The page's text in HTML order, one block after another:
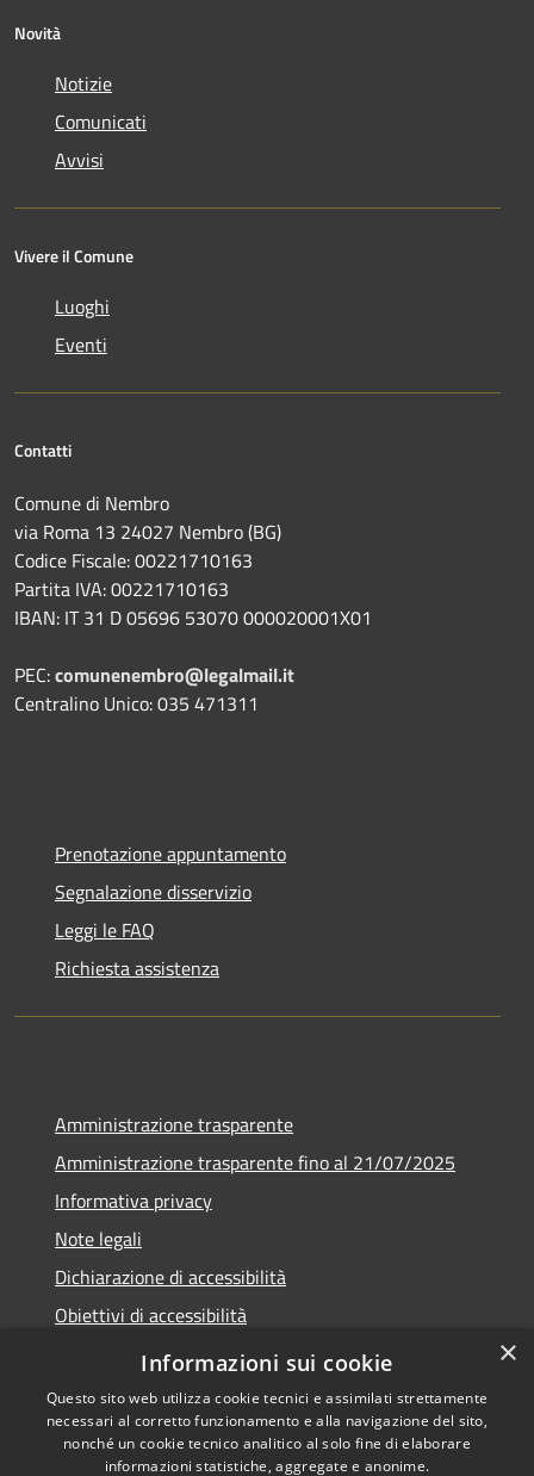
Novità
Notizie
Comunicati
Avvisi
Vivere il Comune
Luoghi
Eventi
Contatti
Comune di Nembro
via Roma 13 24027 Nembro (BG)
Codice Fiscale: 00221710163
Partita IVA: 00221710163
IBAN: IT 31 D 05696 53070 000020001X01
PEC:comunenembro@legalmail.it
Centralino Unico: 035 471311
Prenotazione appuntamento
Segnalazione disservizio
Leggi le FAQ
Richiesta assistenza
Amministrazione trasparente
Amministrazione trasparente fino al 21/07/2025
Informativa privacy
Note legali
Dichiarazione di accessibilità
Obiettivi di accessibilità
Piano di miglioramento
×
Informazioni sui cookie
Questo sito web utilizza cookie tecnici e assimilati strettamente
necessari al corretto funzionamento e alla navigazione del sito,
nonché un cookie tecnico analitico al solo fine di elaborare
informazioni statistiche, aggregate e anonime.